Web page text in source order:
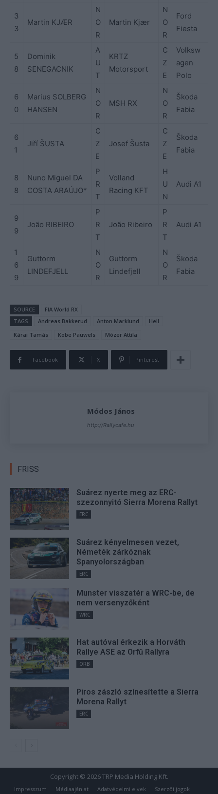
3
3
Martin KJÆR
N
O
R
Martin Kjær
N
O
R
Ford
Fiesta
5
8
Dominik
SENEGACNIK
A
U
T
KRTZ
Motorsport
C
Z
E
Volksw
agen
Polo
6
0
Marius SOLBERG
HANSEN
N
O
R
MSH RX
N
O
R
Škoda
Fabia
6
1
Jiří ŠUSTA
C
Z
E
Josef Šusta
C
Z
E
Škoda
Fabia
8
8
Nuno Miguel DA
COSTA ARAÚJO*
P
R
T
Volland
Racing KFT
H
U
N
Audi A1
9
9
João RIBEIRO
P
R
T
João Ribeiro
P
R
T
Audi A1
1
6
9
Guttorm
LINDEFJELL
N
O
R
Guttorm
Lindefjell
N
O
R
Škoda
Fabia
SOURCE
FIA World RX
TAGS
Andreas Bakkerud Anton Marklund
Hell
Kárai Tamás
Kobe Pauwels Mózer Attila
Facebook X Pinterest
Módos János
http://Rallycafe.hu
FRISS
Suárez nyerte meg az ERC-
szezonnyitó Sierra Morena Rallyt
ERC
Suárez kényelmesen vezet,
Németék zárkóznak
Spanyolországban
ERC
Munster visszatér a WRC-be, de
nem versenyzőként
WRC
Hat autóval érkezik a Horváth
Rallye ASE az Orfű Rallyra
ORB
Piros zászló színesítette a Sierra
Morena Rallyt
ERC
Copyright © 2026 TRP Media Holding Kft.
Impresszum Médiaajánlat Adatvédelmi elvek Szerzői jogok